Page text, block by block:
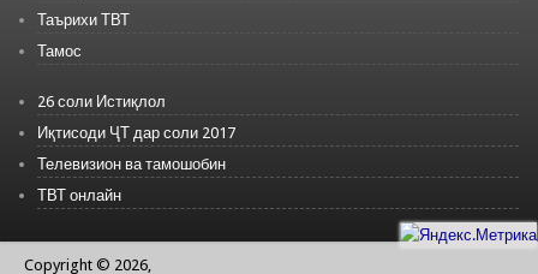
Таърихи ТВТ
Тамос
26 соли Истиқлол
Иқтисоди ҶТ дар соли 2017
Телевизион ва тамошобин
ТВТ онлайн
Copyright © 2026,